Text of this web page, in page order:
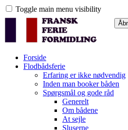
Toggle main menu visibility
Forside
Flodbådsferie
Erfaring er ikke nødvendig
Inden man booker båden
Spørgsmål og gode råd
Generelt
Om bådene
At sejle
Sluserne